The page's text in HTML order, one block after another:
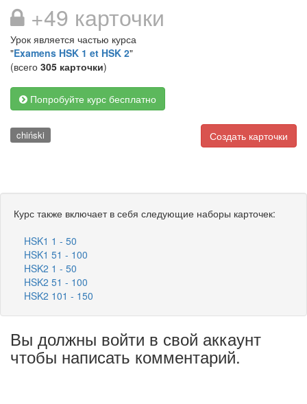
+49 карточки
Урок является частью курса
"Examens HSK 1 et HSK 2"
(всего 305 карточки)
Попробуйте курс бесплатно
Создать карточки
chiński
Курс также включает в себя следующие наборы карточек:
HSK1 1 - 50
HSK1 51 - 100
HSK2 1 - 50
HSK2 51 - 100
HSK2 101 - 150
Вы должны войти в свой аккаунт
чтобы написать комментарий.